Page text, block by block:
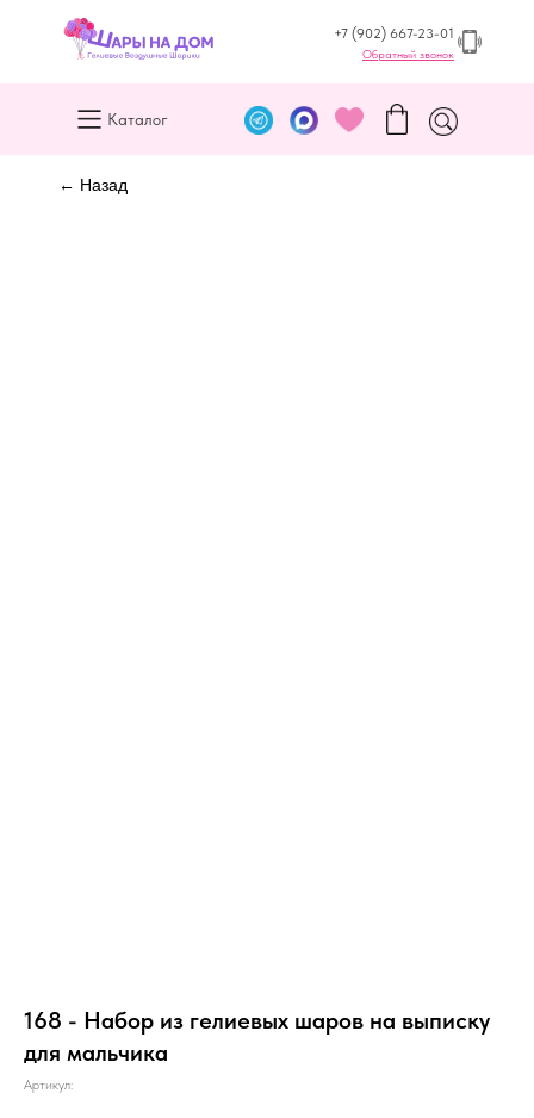
+7 (902) 667-23-01
Обратный звонок
Каталог
← Назад
168 - Набор из гелиевых шаров на выписку
для мальчика
Артикул: